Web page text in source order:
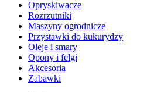
Opryskiwacze
Rozrzutniki
Maszyny ogrodnicze
Przystawki do kukurydzy
Oleje i smary
Opony i felgi
Akcesoria
Zabawki